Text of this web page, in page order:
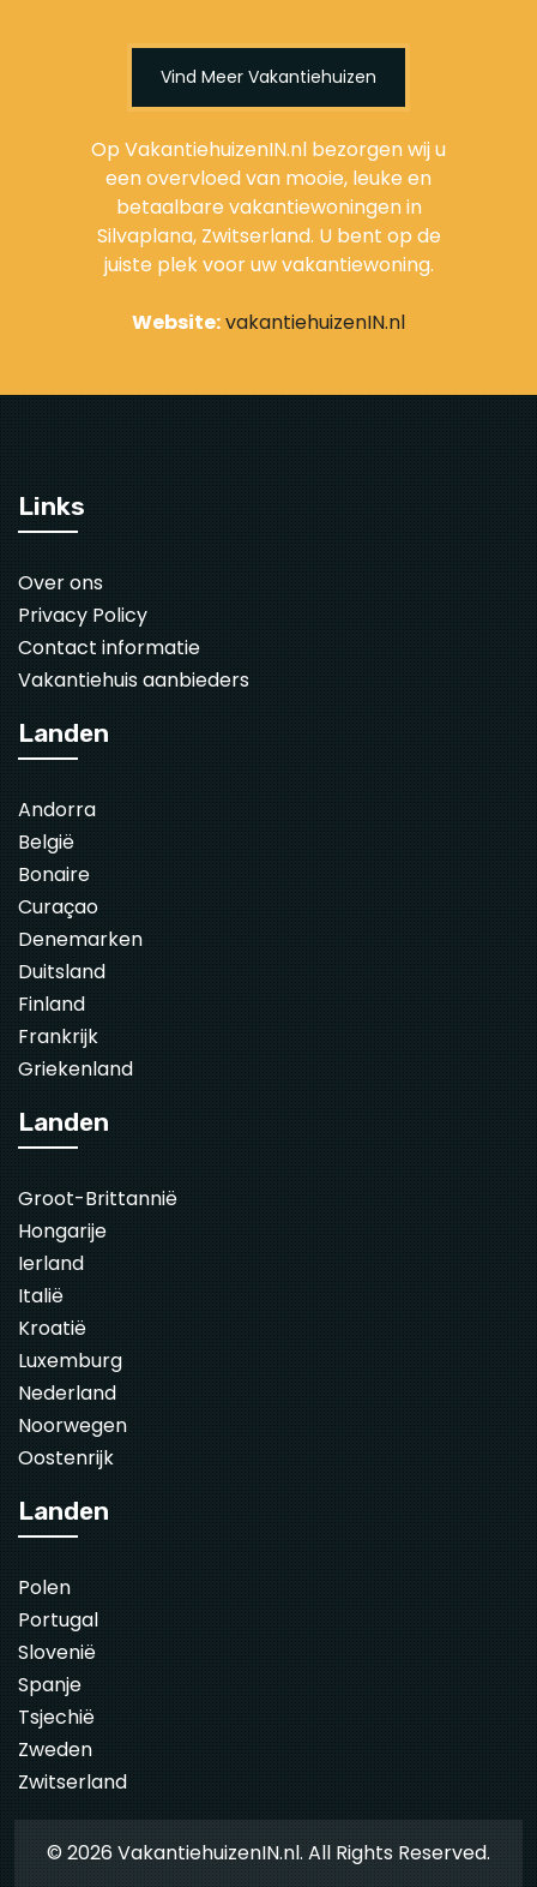
Vind Meer Vakantiehuizen
Op VakantiehuizenIN.nl bezorgen wij u
een overvloed van mooie, leuke en
betaalbare vakantiewoningen in
Silvaplana, Zwitserland. U bent op de
juiste plek voor uw vakantiewoning.
Website:vakantiehuizenIN.nl
Links
Over ons
Privacy Policy
Contact informatie
Vakantiehuis aanbieders
Landen
Andorra
België
Bonaire
Curaçao
Denemarken
Duitsland
Finland
Frankrijk
Griekenland
Landen
Groot-Brittannië
Hongarije
Ierland
Italië
Kroatië
Luxemburg
Nederland
Noorwegen
Oostenrijk
Landen
Polen
Portugal
Slovenië
Spanje
Tsjechië
Zweden
Zwitserland
© 2026 VakantiehuizenIN.nl. All Rights Reserved.